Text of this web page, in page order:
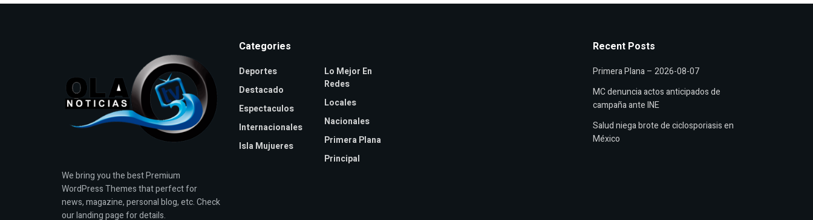
We bring you the best Premium
WordPress Themes that perfect for
news, magazine, personal blog, etc. Check
our landing page for details.
Categories
Deportes
Destacado
Espectaculos
Internacionales
Isla Mujueres
Lo Mejor En
Redes
Locales
Nacionales
Primera Plana
Principal
Recent Posts
Primera Plana – 2026-08-07
MC denuncia actos anticipados de
campaña ante INE
Salud niega brote de ciclosporiasis en
México